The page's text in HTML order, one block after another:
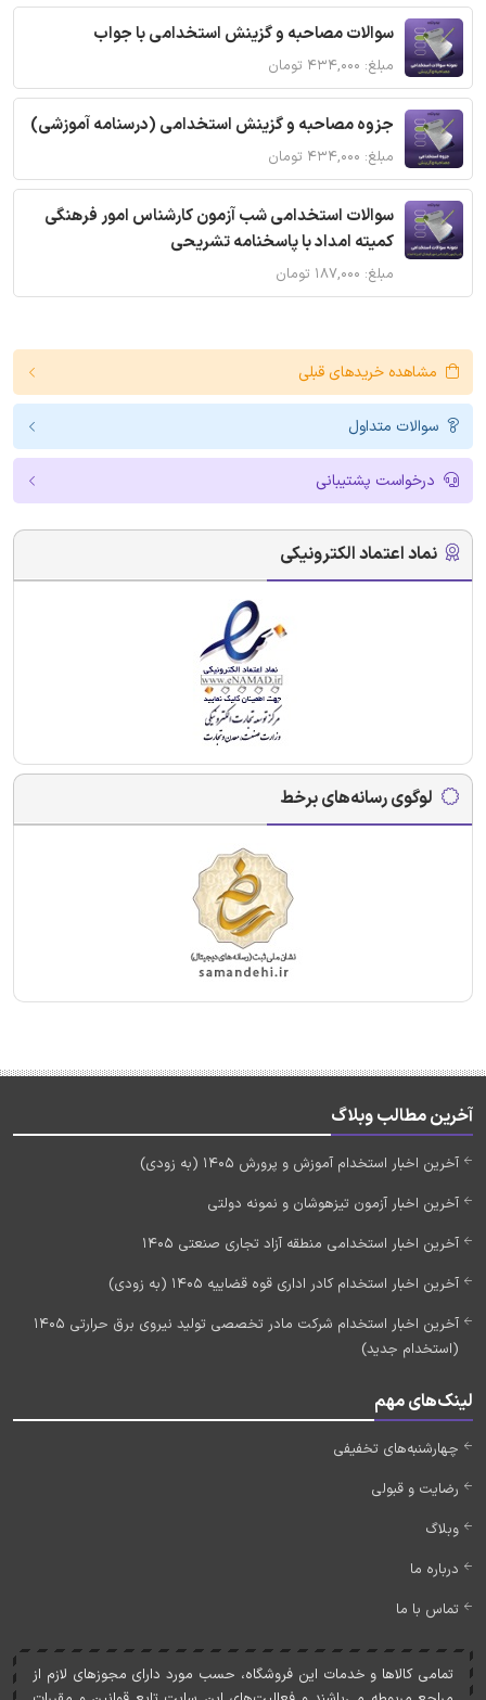
سوالات مصاحبه و گزینش استخدامی با جواب
مبلغ: ۴۳۴,۰۰۰ تومان
جزوه مصاحبه و گزینش استخدامی (درسنامه آموزشی)
مبلغ: ۴۳۴,۰۰۰ تومان
سوالات استخدامی شب آزمون کارشناس امور فرهنگی
کمیته امداد با پاسخنامه تشریحی
مبلغ: ۱۸۷,۰۰۰ تومان
مشاهده خریدهای قبلی
سوالات متداول
درخواست پشتیبانی
نماد اعتماد الکترونیکی
لوگوی رسانه‌های برخط
آخرین مطالب وبلاگ
آخرین اخبار استخدام آموزش و پرورش 1405 (به زودی)
آخرین اخبار آزمون تیزهوشان و نمونه دولتی
آخرین اخبار استخدامی منطقه آزاد تجاری صنعتی 1405
آخرین اخبار استخدام کادر اداری قوه قضاییه 1405 (به زودی)
آخرین اخبار استخدام شرکت مادر تخصصی تولید نیروی برق حرارتی 1405
(استخدام جدید)
لینک‌های مهم
چهارشنبه‌های تخفیفی
رضایت و قبولی
وبلاگ
درباره ما
تماس با ما
تمامی کالاها و خدمات اين فروشگاه، حسب مورد دارای مجوزهای لازم از